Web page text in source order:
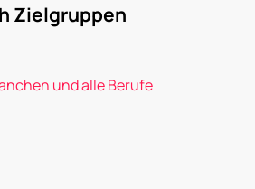
Zielgruppen
und alle Berufe